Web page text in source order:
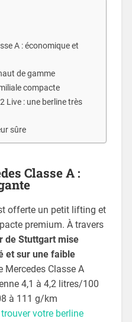
A : économique et
de gamme
compacte
Live : une berline très
sûre
Classe A :
offerte un petit lifting et
premium. À travers
de Stuttgart mise
et sur une faible
Mercedes Classe A
4,1 à 4,2 litres/100
à 111 g/km
trouver votre berline